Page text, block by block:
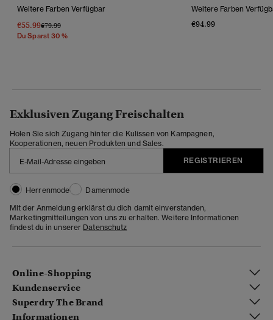
Weitere Farben Verfügbar
€55.99Preis Wurde Reduziert Von
€79.99Bis
Du Sparst 30 %
Weitere Farben
€94.99
Exklusiven Zugang Freischalten
Holen Sie sich Zugang hinter die Kulissen von Kampagnen,
Kooperationen, neuen Produkten und Sales.
REGISTRIEREN
Herrenmode
Damenmode
Mit der Anmeldung erklärst du dich damit einverstanden,
Marketingmitteilungen von uns zu erhalten. Weitere Informationen
findest du in unserer Datenschutz
Online-Shopping
Kundenservice
Superdry The Brand
Informationen